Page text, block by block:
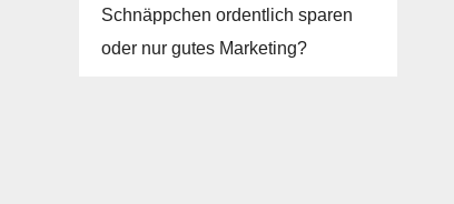
Schnäppchen ordentlich sparen
oder nur gutes Marketing?